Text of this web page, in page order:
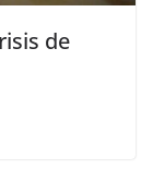
de